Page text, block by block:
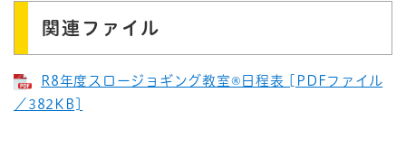
関連ファイル
R8年度スロージョギング教室®日程表 [PDFファイル
／382KB]